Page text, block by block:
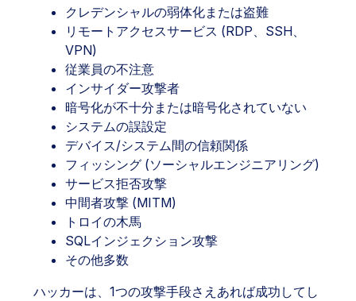
クレデンシャルの弱体化または盗難
リモートアクセスサービス (RDP、SSH、
VPN)
従業員の不注意
インサイダー攻撃者
暗号化が不十分または暗号化されていない
システムの誤設定
デバイス/システム間の信頼関係
フィッシング (ソーシャルエンジニアリング)
サービス拒否攻撃
中間者攻撃 (MITM)
トロイの木馬
SQLインジェクション攻撃
その他多数
ハッカーは、1つの攻撃手段さえあれば成功してし